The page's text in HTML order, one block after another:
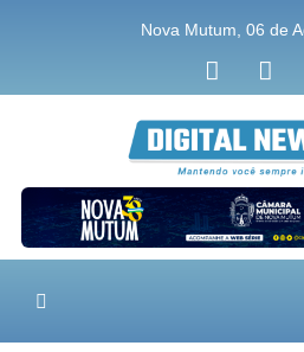
Nova Mutum, 06 de